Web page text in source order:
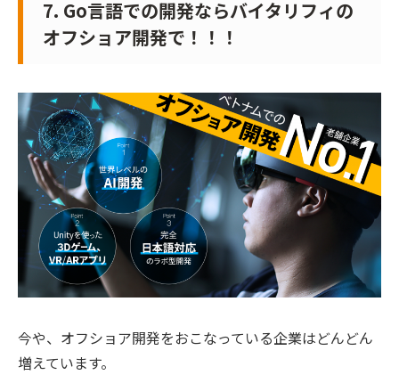
7. Go言語での開発ならバイタリフィの
オフショア開発で！！！
今や、オフショア開発をおこなっている企業はどんどん
増えています。